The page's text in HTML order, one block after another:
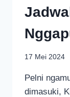
17 Mei 2024
Pelni
dimasuki,